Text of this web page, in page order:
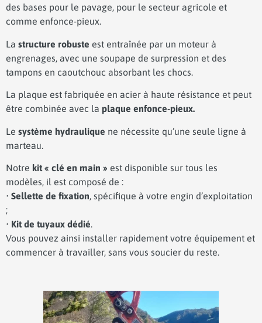
des bases pour le pavage, pour le secteur agricole et
comme enfonce-pieux.
La structure robuste est entraînée par un moteur à
engrenages, avec une soupape de surpression et des
tampons en caoutchouc absorbant les chocs.
La plaque est fabriquée en acier à haute résistance et peut
être combinée avec la plaque enfonce-pieux.
Le système hydraulique ne nécessite qu’une seule ligne à
marteau.
Notre kit « clé en main » est disponible sur tous les
modèles, il est composé de :
• Sellette de fixation, spécifique à votre engin d’exploitation
;
• Kit de tuyaux dédié.
Vous pouvez ainsi installer rapidement votre équipement et
commencer à travailler, sans vous soucier du reste.